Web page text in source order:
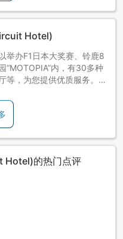
Hotel)
举办F1日本大奖赛、铃鹿8
“MOTOPIA”内，有30多种
，为您提供优质服务。
主题客房。
舒适便捷的度假风格客
Hotel)的热门点评